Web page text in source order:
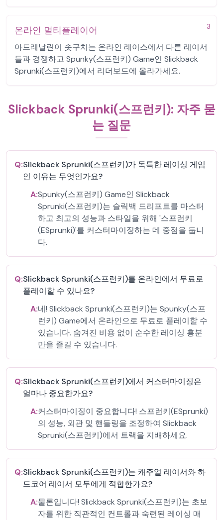
3
온라인 멀티플레이어
아드레날린이 솟구치는 온라인 레이스에서 다른 레이서
들과 경쟁하고 Spunky(스프런키) Game인 Slickback
Sprunki(스프런키)에서 리더보드에 올라가세요.
Slickback Sprunki(스프런키): 자주 묻
는 질문
Q:Slickback Sprunki(스프런키)가 독특한 레이싱 게임
인 이유는 무엇인가요?
A:Spunky(스프런키) Game인 Slickback
Sprunki(스프런키)는 슬릭백 드리프트를 마스터
하고 최고의 성능과 스타일을 위해 '스프런키
(ESprunki)'를 커스터마이징하는 데 중점을 둡니
다.
Q:Slickback Sprunki(스프런키)를 온라인에서 무료로
플레이할 수 있나요?
A:네! Slickback Sprunki(스프런키)는 Spunky(스프
런키) Game에서 온라인으로 무료로 플레이할 수
있습니다. 숨겨진 비용 없이 순수한 레이싱 흥분
만을 즐길 수 있습니다.
Q:Slickback Sprunki(스프런키)에서 커스터마이징은
얼마나 중요한가요?
A:커스터마이징이 중요합니다! 스프런키(ESprunki)
의 성능, 외관 및 핸들링을 조정하여 Slickback
Sprunki(스프런키)에서 트랙을 지배하세요.
Q:Slickback Sprunki(스프런키)는 캐주얼 레이서와 하
드코어 레이서 모두에게 적합한가요?
A:물론입니다! Slickback Sprunki(스프런키)는 초보
자를 위한 직관적인 컨트롤과 숙련된 레이싱 매